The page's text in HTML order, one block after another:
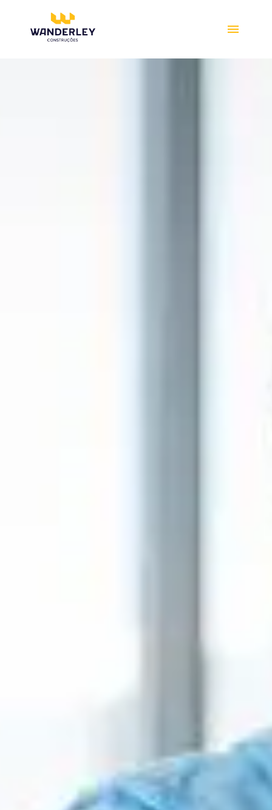
Compre online